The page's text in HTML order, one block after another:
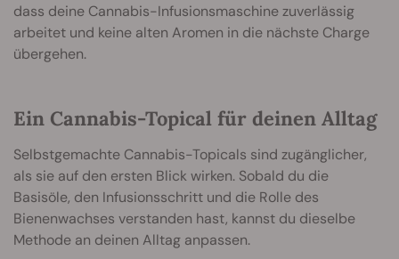
dass deine Cannabis-Infusionsmaschine zuverlässig
arbeitet und keine alten Aromen in die nächste Charge
übergehen.
Ein Cannabis-Topical für deinen Alltag
Selbstgemachte Cannabis-Topicals sind zugänglicher,
als sie auf den ersten Blick wirken. Sobald du die
Basisöle, den Infusionsschritt und die Rolle des
Bienenwachses verstanden hast, kannst du dieselbe
Methode an deinen Alltag anpassen.